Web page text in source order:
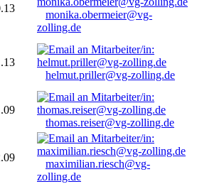
monika.obermeier@vg-
zolling.de
helmut.priller@vg-zolling.de
thomas.reiser@vg-zolling.de
maximilian.riesch@vg-
zolling.de